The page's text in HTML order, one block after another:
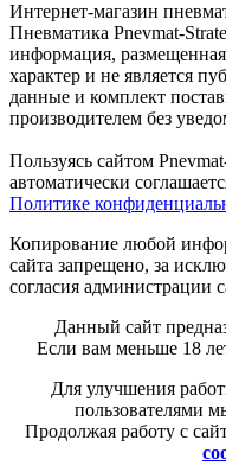
Интернет-магазин
Пневматика Pnevmat-
информация,
характер и не является
данные и комплект
производителем без
Пользуясь сайтом
автоматически
Политике
Копирование любой
сайта запрещено, за
согласия администрации
Данный сайт
Если вам меньше 18
Для улучшения
пользователями
Продолжая работу с